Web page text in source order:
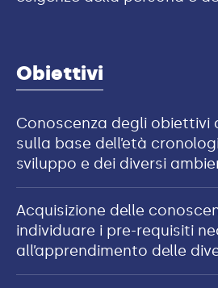
Obiettivi
Conoscenza degli obiettivi
sulla base dell’età
sviluppo e dei diversi
Acquisizione delle
individuare i pre-requisiti
all’apprendimento delle